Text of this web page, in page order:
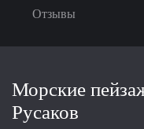
Отзывы
Морские
Русаков